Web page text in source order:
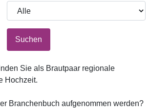
Suchen
Sie als Brautpaar regionale
Hochzeit.
Branchenbuch aufgenommen werden?